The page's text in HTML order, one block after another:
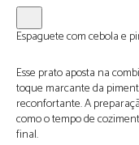
Espaguete com cebola e
Esse prato aposta na
toque marcante da
reconfortante. A
como o tempo de
final.